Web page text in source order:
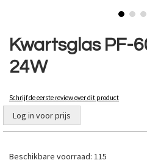
Kwartsglas PF-
24W
Schrijf de eerste review over dit product
Log in voor prijs
Beschikbare voorraad: 115
naar
het
begin
van
afbeeldingen-
gallerij